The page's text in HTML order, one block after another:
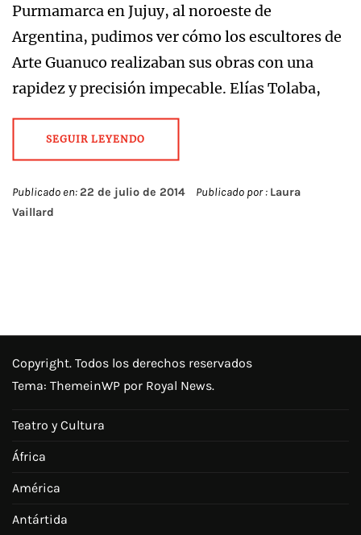
Purmamarca en Jujuy, al noroeste de
Argentina, pudimos ver cómo los escultores de
Arte Guanuco realizaban sus obras con una
rapidez y precisión impecable. Elías Tolaba,
SEGUIR LEYENDO
Publicado en:22 de julio de 2014 Publicado por : Laura
Vaillard
Copyright. Todos los derechos reservados
Tema: ThemeinWP por Royal News.
Teatro y Cultura
África
América
Antártida